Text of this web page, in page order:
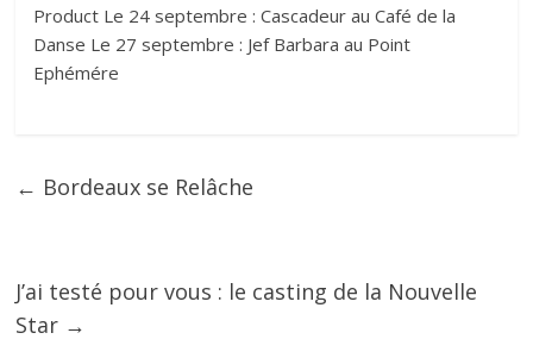
Product Le 24 septembre : Cascadeur au Café de la
Danse Le 27 septembre : Jef Barbara au Point
Ephémére
← Bordeaux se Relâche
J’ai testé pour vous : le casting de la Nouvelle
Star →